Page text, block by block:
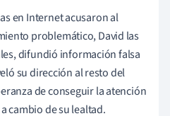
en Internet acusaron al
problemático, David las
difundió información falsa
su dirección al resto del
de conseguir la atención
cambio de su lealtad.